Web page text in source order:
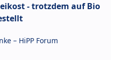
- trotzdem auf Bio
– HiPP Forum